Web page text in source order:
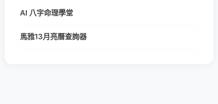
AI 八字命理學堂
馬雅13月亮曆查詢器